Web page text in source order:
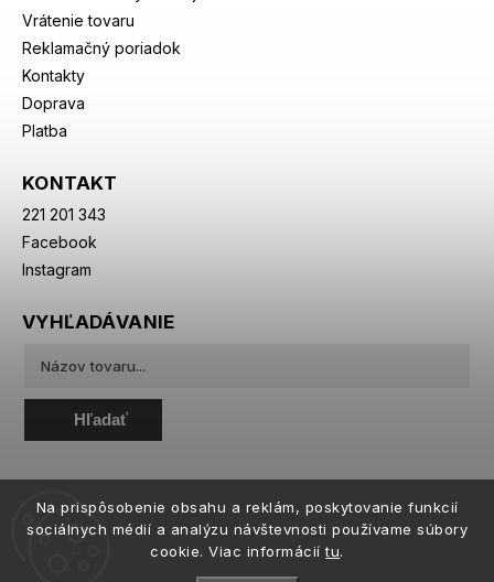
Na prispôsobenie obsahu a reklám, poskytovanie funkcií
sociálnych médií a analýzu návštevnosti používame súbory
cookie. Viac informáciítu.
Vrátenie tovaru
Reklamačný poriadok
Kontakty
Doprava
Platba
KONTAKT
221 201 343
Facebook
Instagram
VYHĽADÁVANIE
Hľadať